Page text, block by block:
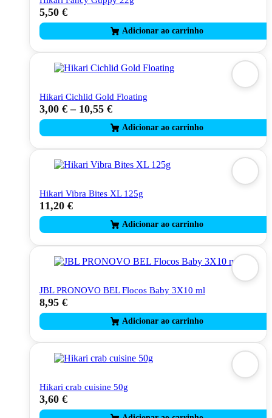
5,50 €
Hikari Cichlid Gold Floating
3,00 € – 10,55 €
This
product
has
multiple
variants.
chosen
the
Hikari Vibra Bites XL 125g
11,20 €
JBL PRONOVO BEL Flocos Baby 3X10 ml
8,95 €
Hikari crab cuisine 50g
3,60 €